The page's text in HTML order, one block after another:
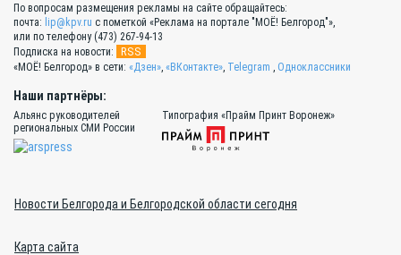
По вопросам размещения рекламы на сайте обращайтесь:
почта: lip@kpv.ru с пометкой «Реклама на портале "МОЁ! Белгород"»,
или по телефону (473) 267-94-13
Подписка на новости:
RSS
«МОЁ! Белгород» в сети: «Дзен» «ВКонтакте» Telegram Одноклассники
Наши партнёры:
Альянс руководителей
региональных СМИ России
Типография «Прайм Принт Воронеж»
Новости Белгорода и Белгородской области сегодня
Карта сайта